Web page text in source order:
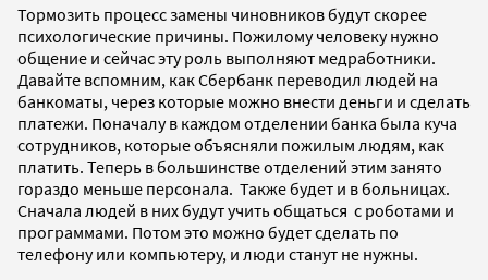
Тормозить процесс замены чиновников будут скорее
психологические причины. Пожилому человеку нужно
общение и сейчас эту роль выполняют медработники.
Давайте вспомним, как Сбербанк переводил людей на
банкоматы, через которые можно внести деньги и сделать
платежи. Поначалу в каждом отделении банка была куча
сотрудников, которые объясняли пожилым людям, как
платить. Теперь в большинстве отделений этим занято
гораздо меньше персонала. Также будет и в больницах.
Сначала людей в них будут учить общаться с роботами и
программами. Потом это можно будет сделать по
телефону или компьютеру, и люди станут не нужны.